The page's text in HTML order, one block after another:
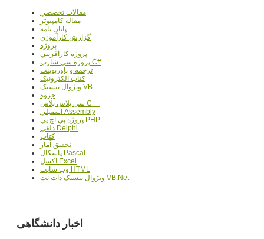
مقالات تخصصي
مقاله کامپیوتر
پایان نامه
گزارش کارآموزي
پروژه
پروژه کارآفريني
پروژه سي شارپ C#
ترجمه و پاورپوينت
کتاب الکترونيک
ويژوال بيسيک VB
جزوه
سي پلاس پلاس C++
اسمبلي Assembly
پروژه پي اچ پي PHP
دلفي Delphi
کتاب
تحقيق آمار
پاسکال Pascal
اکسل Excel
وب سايت HTML
ويژوال بيسيک دات نت VB.Net
اخبار دانشگاهی